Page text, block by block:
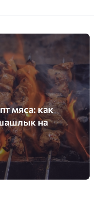
мяса: как
на